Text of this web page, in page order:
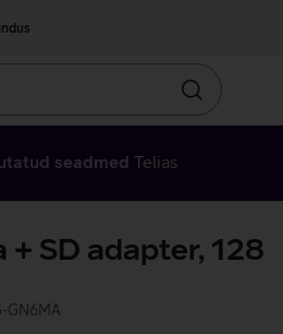
Otsin
seadmed Telias
+ SD adapter, 128
GN6MA